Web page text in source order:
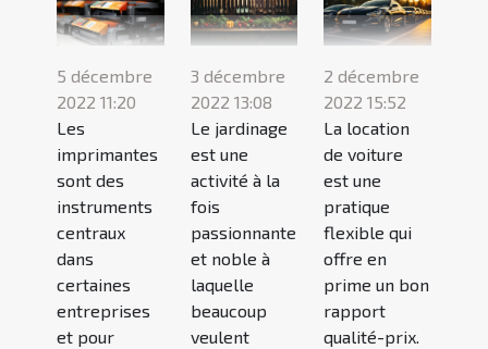
5 décembre
2022 11:20
Les
imprimantes
sont des
instruments
centraux
dans
certaines
entreprises
et pour
3 décembre
2022 13:08
Le jardinage
est une
activité à la
fois
passionnante
et noble à
laquelle
beaucoup
veulent
2 décembre
2022 15:52
La location
de voiture
est une
pratique
flexible qui
offre en
prime un bon
rapport
qualité-prix.